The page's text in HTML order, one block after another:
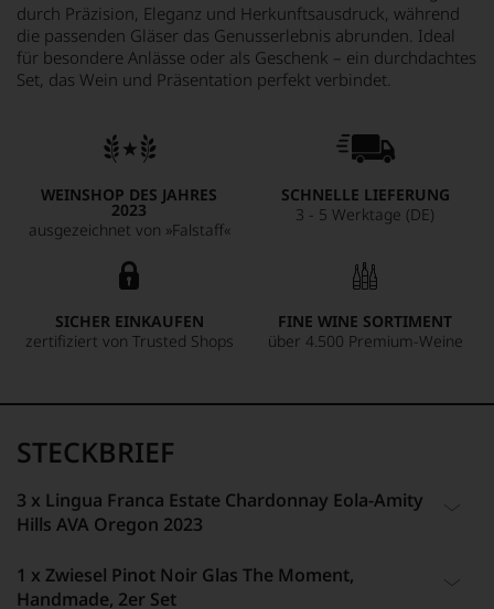
durch Präzision, Eleganz und Herkunftsausdruck, während
die passenden Gläser das Genusserlebnis abrunden. Ideal
für besondere Anlässe oder als Geschenk – ein durchdachtes
Set, das Wein und Präsentation perfekt verbindet.
WEINSHOP DES JAHRES
2023
ausgezeichnet von »Falstaff«
SCHNELLE LIEFERUNG
3 - 5 Werktage (DE)
SICHER EINKAUFEN
zertifiziert von Trusted Shops
FINE WINE SORTIMENT
über 4.500 Premium-Weine
STECKBRIEF
3 x Lingua Franca Estate Chardonnay Eola-Amity
Hills AVA Oregon 2023
ARTIKELNUMMER
856431
ALKOHOLGEHALT
1 x Zwiesel Pinot Noir Glas The Moment,
Handmade, 2er Set